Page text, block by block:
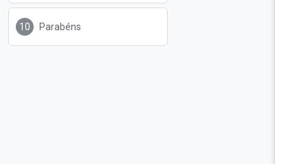
Parabéns